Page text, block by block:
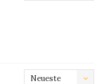
Neueste